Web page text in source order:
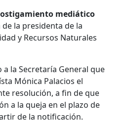
mediático
la presidenta de la
y Recursos Naturales
a la Secretaría General que
Mónica Palacios el
resolución, a fin de que
a la queja en el plazo de
de la notificación.